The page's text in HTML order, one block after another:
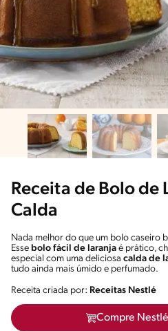
Receita de Bolo de
Calda
Nada melhor do que um bolo caseiro
Esse bolo fácil de laranja é prático,
especial com uma deliciosa calda de
tudo ainda mais úmido e perfumado.
Receita criada por: Receitas Nestlé
Compre